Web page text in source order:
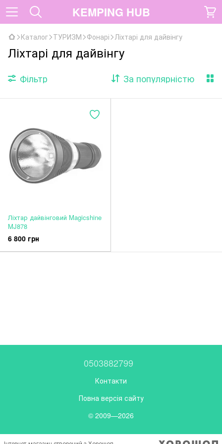
KEMPING HUB
Каталог ТУРИЗМ Фонарі Ліхтарі для дайвінгу
Ліхтарі для дайвінгу
Фільтр За популярністю
Ліхтар дайвінговий Magicshine
MJ878
6 800 грн
0503882799
Контакти
Повна версія сайту
© 2009—2026